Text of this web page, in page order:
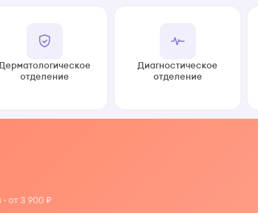
Дерматологическое
отделение
Диагностическое
отделение
от 3 900 ₽